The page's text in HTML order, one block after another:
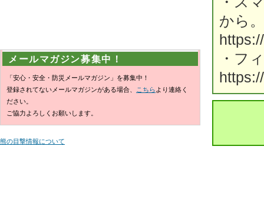
から。
・フ
メールマガジン募集中！
「安心・安全・防災メールマガジン」を募集中！
登録されてないメールマガジンがある場合、
こちら より連絡く
ださい。
ご協力よろしくお願いします。
熊の目撃情報について